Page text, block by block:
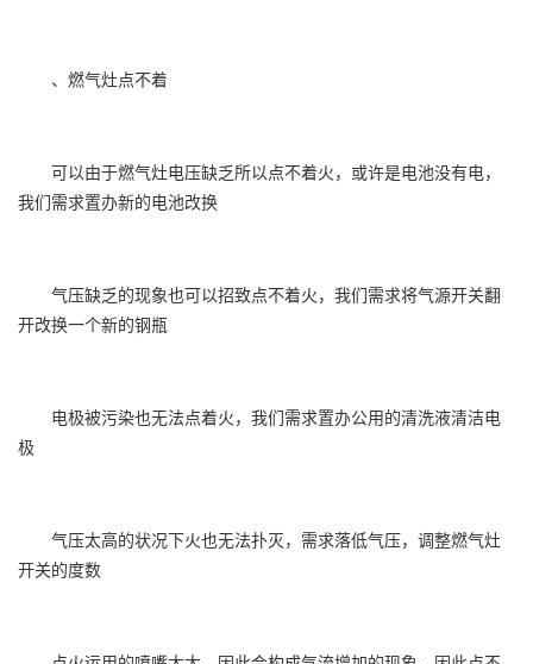
、燃气灶点不着
可以由于燃气灶电压缺乏所以点不着火，或许是电池没有电，
我们需求置办新的电池改换
气压缺乏的现象也可以招致点不着火，我们需求将气源开关翻
开改换一个新的钢瓶
电极被污染也无法点着火，我们需求置办公用的清洗液清洁电
极
气压太高的状况下火也无法扑灭，需求落低气压，调整燃气灶
开关的度数